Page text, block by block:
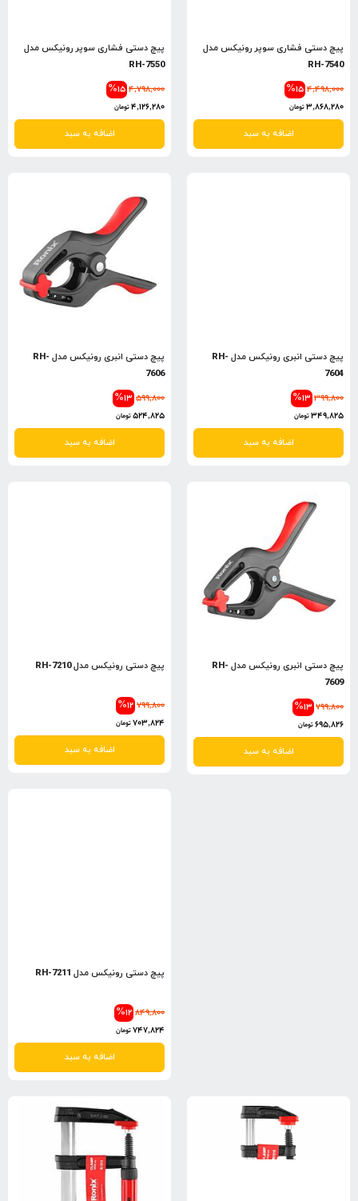
پیچ دستی فشاری سوپر رونیکس مدل
RH-7540
%15 4,498,000
3,868,280تومان
اضافه به سبد
پیچ دستی فشاری سوپر رونیکس مدل
RH-7550
%15 4,798,000
4,126,280تومان
اضافه به سبد
پیچ دستی انبری رونیکس مدل RH-
7604
%13 399,800
349,825تومان
اضافه به سبد
پیچ دستی انبری رونیکس مدل RH-
7606
%13 599,800
524,825تومان
اضافه به سبد
پیچ دستی انبری رونیکس مدل RH-
7609
%13 799,800
695,826تومان
اضافه به سبد
پیچ دستی رونیکس مدل RH-7210
%12 799,800
703,824تومان
اضافه به سبد
پیچ دستی رونیکس مدل RH-7211
%12 849,800
747,824تومان
اضافه به سبد